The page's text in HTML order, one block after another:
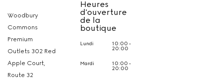
Woodbury
Commons
Premium
Outlets 302 Red
Apple Court,
Route 32
Heures
d'ouverture
de la
boutique
Lundi 10:00 -
20:00
Mardi 10:00 -
20:00